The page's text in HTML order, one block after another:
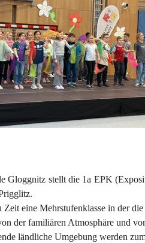
Gloggnitz stellt die 1a EPK
Zeit eine Mehrstufenklasse in der
der familiären Atmosphäre und
ländliche Umgebung werden